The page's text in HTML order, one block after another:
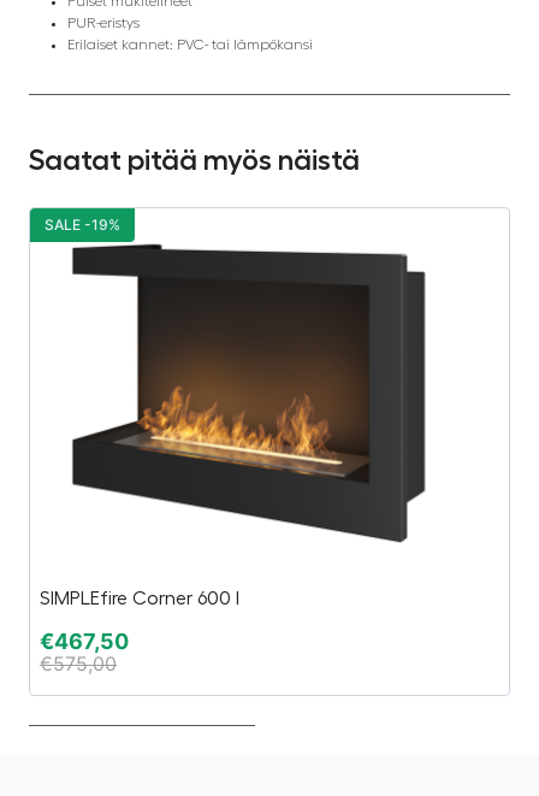
PUR-eristys
Erilaiset kannet: PVC- tai lämpökansi
Saatat pitää myös näistä
SIMPLEfire Corner 600 l
€467,50
€575,00
SALE -19%